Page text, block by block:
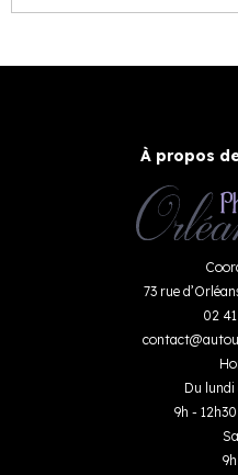
À propos
73 rue
02
contact@
Du lundi
9h -